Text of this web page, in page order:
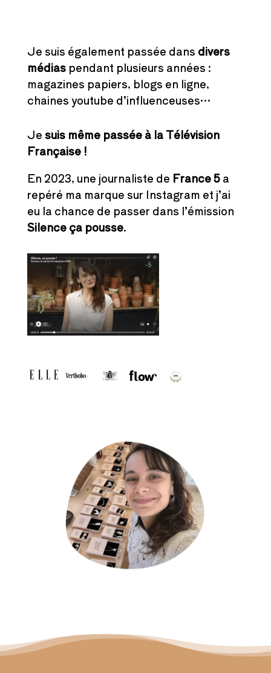
Je suis également passée dans divers
médiaspendant plusieurs années :
magazines papiers, blogs en ligne,
chaines youtube d’influenceuses…
Jesuis même passée à la Télévision
Française !
En 2023, une journaliste de France 5a
repéré ma marque sur Instagram et j’ai
eu la chance de passer dans l’émission
Silence ça pousse.